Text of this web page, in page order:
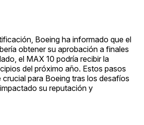
Boeing ha informado que el
obtener su aprobación a finales
el MAX 10 podría recibir la
del próximo año. Estos pasos
para Boeing tras los desafíos
su reputación y